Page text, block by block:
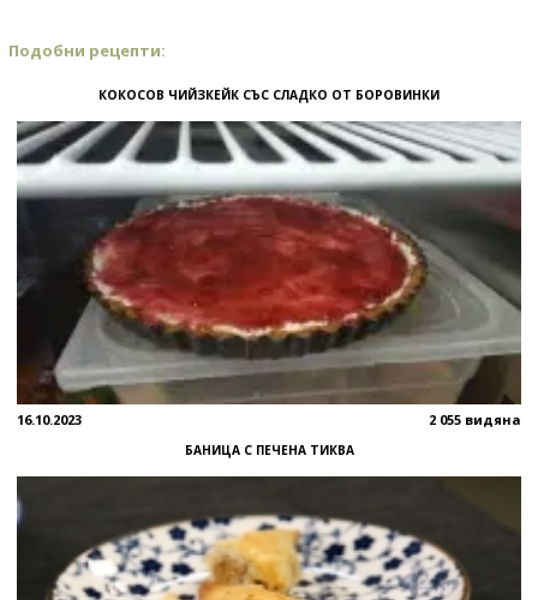
Подобни рецепти:
КОКОСОВ ЧИЙЗКЕЙК СЪС СЛАДКО ОТ БОРОВИНКИ
16.10.2023 2 055 видяна
БАНИЦА С ПЕЧЕНА ТИКВА